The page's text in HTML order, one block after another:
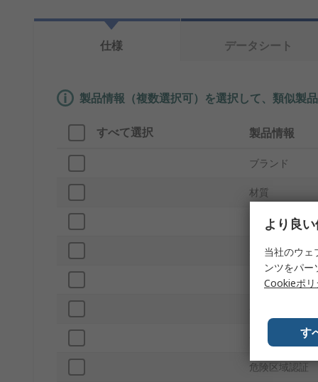
仕様 データシート
製品情報（複数選択可）を選択して、類似製
すべて選択 製品情報
ブランド
材質
プロダクトタ
外部高さ
内部幅
危険区域認証
より良
当社のウェ
ンツをパ
Cookieポリ
す